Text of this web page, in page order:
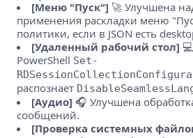
[Меню "Пуск"] 🚀 Улучшена
применения раскладки меню
политики, если в JSON есть
[Удаленный рабочий стол]
PowerShell Set-
распознает
[Аудио] 🎧 Улучшена
сообщений.
[Проверка системных